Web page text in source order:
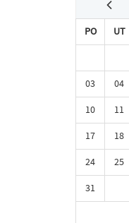
PO UT
03
04
10
11
17
18
24
25
31